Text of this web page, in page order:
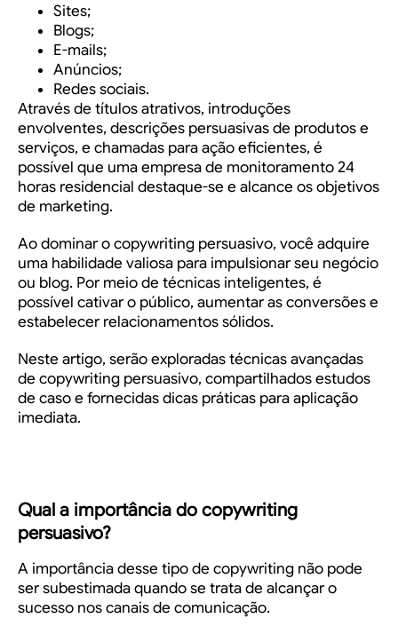
Sites;
Blogs;
E-mails;
Anúncios;
Redes sociais.
Através de títulos atrativos, introduções
envolventes, descrições persuasivas de produtos e
serviços, e chamadas para ação eficientes, é
possível que uma empresa de monitoramento 24
horas residencial destaque-se e alcance os objetivos
de marketing.
Ao dominar o copywriting persuasivo, você adquire
uma habilidade valiosa para impulsionar seu negócio
ou blog. Por meio de técnicas inteligentes, é
possível cativar o público, aumentar as conversões e
estabelecer relacionamentos sólidos.
Neste artigo, serão exploradas técnicas avançadas
de copywriting persuasivo, compartilhados estudos
de caso e fornecidas dicas práticas para aplicação
imediata.
Qual a importância do copywriting
persuasivo?
A importância desse tipo de copywriting não pode
ser subestimada quando se trata de alcançar o
sucesso nos canais de comunicação.